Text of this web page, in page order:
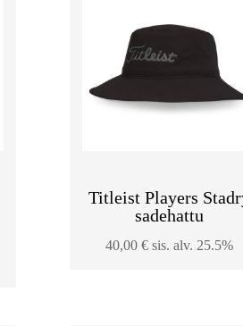
Titleist Players
sadehattu
40,00€ sis. alv. 25.5%